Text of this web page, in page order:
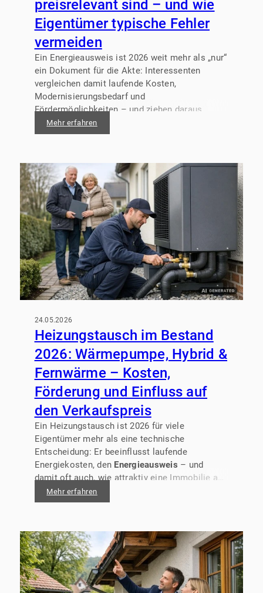
preisrelevant sind – und wie
Eigentümer typische Fehler
vermeiden
Ein Energieausweis ist 2026 weit mehr als „nur“
ein Dokument für die Akte: Interessenten
vergleichen damit laufende Kosten,
Modernisierungsbedarf und
Fördermöglichkeiten – und ziehen daraus
Rückschlüsse auf den Kaufpreis oder die
Miethöhe. Wer die wichtigsten Angaben kennt
seriös und spart Zeit im Verkaufs- oder
Vermietungsprozess.
Mehr erfahren
24.05.2026
Heizungstausch im Bestand
2026: Wärmepumpe, Hybrid &
Fernwärme – Kosten,
Förderung und Einfluss auf
den Verkaufspreis
Ein Heizungstausch ist 2026 für viele
Eigentümer mehr als eine technische
Entscheidung: Er beeinflusst laufende
Energiekosten, den Energieausweis – und
damit oft auch, wie attraktiv eine Immobilie am
Markt wahrgenommen wird. Gerade im Bestand
stellt sich die Frage:
zum Gebäude, zum Budget und zur geplanten
Vermarktung?
Mehr erfahren